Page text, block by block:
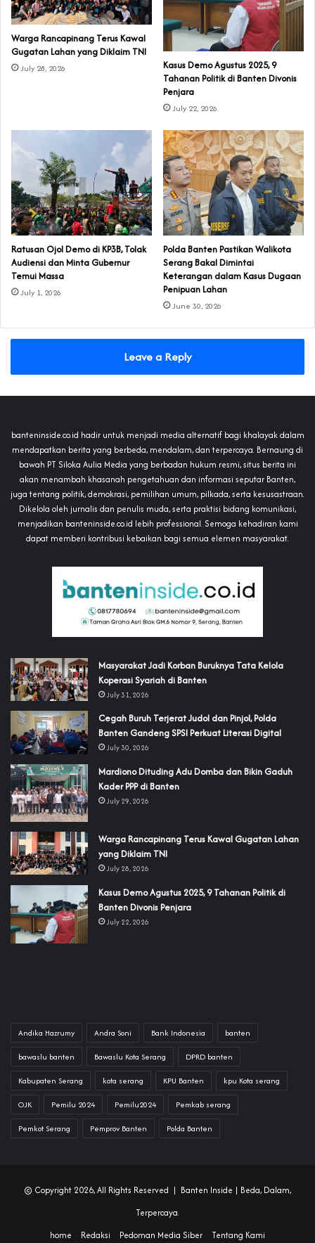
‎Warga Rancapinang Terus Kawal
Gugatan Lahan yang Diklaim TNI‎‎
July 28, 2026
‎Kasus Demo Agustus 2025, 9
Tahanan Politik di Banten Divonis
Penjara
July 22, 2026
‎Ratusan Ojol Demo di KP3B, Tolak
Audiensi dan Minta Gubernur
Temui Massa
July 1, 2026
Polda Banten Pastikan Walikota
Serang Bakal Dimintai
Keterangan dalam Kasus Dugaan
Penipuan Lahan
June 30, 2026
Leave a Reply
banteninside.co.id hadir untuk menjadi media alternatif bagi khalayak dalam
mendapatkan berita yang berbeda, mendalam, dan terpercaya. Bernaung di
bawah PT Siloka Aulia Media yang berbadan hukum resmi, situs berita ini
akan menambah khasanah pengetahuan dan informasi seputar Banten,
juga tentang politik, demokrasi, pemilihan umum, pilkada, serta kesusastraan.
Dikelola oleh jurnalis dan penulis muda, serta praktisi bidang komunikasi,
menjadikan banteninside.co.id lebih professional. Semoga kehadiran kami
dapat memberi kontribusi kebaikan bagi semua elemen masyarakat.
‎Masyarakat Jadi Korban Buruknya Tata Kelola
Koperasi Syariah di Banten
July 31, 2026
Cegah Buruh Terjerat Judol dan Pinjol, Polda
Banten Gandeng SPSI Perkuat Literasi Digital
July 30, 2026
‎Mardiono Dituding Adu Domba dan Bikin Gaduh
Kader PPP di Banten
July 29, 2026
‎Warga Rancapinang Terus Kawal Gugatan Lahan
yang Diklaim TNI‎‎
July 28, 2026
‎Kasus Demo Agustus 2025, 9 Tahanan Politik di
Banten Divonis Penjara
July 22, 2026
Andika Hazrumy Andra Soni Bank Indonesia banten
bawaslu banten Bawaslu Kota Serang DPRD banten
Kabupaten Serang kota serang KPU Banten kpu Kota serang
OJK Pemilu 2024 Pemilu2024 Pemkab serang
Pemkot Serang Pemprov Banten Polda Banten
© Copyright 2026, All Rights Reserved | Banten Inside | Beda, Dalam,
Terpercaya.
home
Redaksi Pedoman Media Siber Tentang Kami